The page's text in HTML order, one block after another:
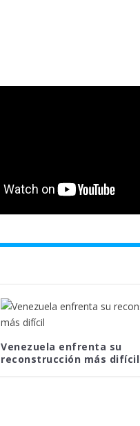
Venezuela enfrenta su
reconstrucción más difícil